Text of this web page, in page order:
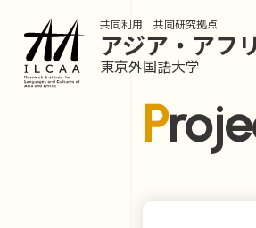
共同利用 共同研究拠点
アジア・アフ
東京外国語大学